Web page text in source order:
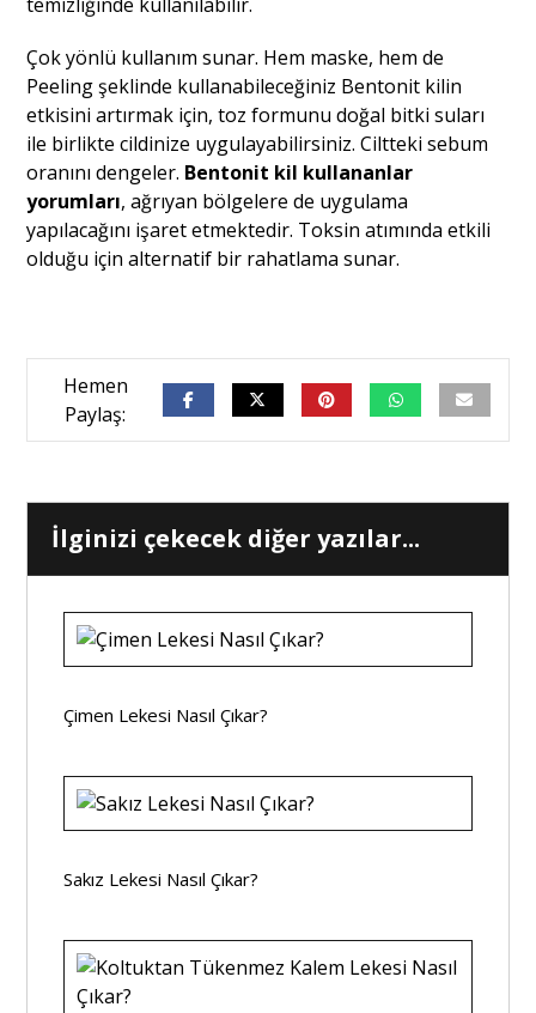
Çok yönlü kullanım sunar. Hem maske, hem de
Peeling şeklinde kullanabileceğiniz Bentonit kilin
etkisini artırmak için, toz formunu doğal bitki suları
ile birlikte cildinize uygulayabilirsiniz. Ciltteki sebum
oranını dengeler. Bentonit kil kullananlar
yorumları, ağrıyan bölgelere de uygulama
yapılacağını işaret etmektedir. Toksin atımında etkili
olduğu için alternatif bir rahatlama sunar.
İlginizi çekecek diğer yazılar...
Çimen Lekesi Nasıl Çıkar?
Sakız Lekesi Nasıl Çıkar?